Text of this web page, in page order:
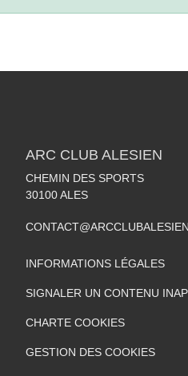
ARC CLUB ALESIEN
CHEMIN DES SPORTS
30100ALES
INFORMATIONS LÉGALES
SIGNALER UN CONTENU
CHARTE COOKIES
GESTION DES COOKIES